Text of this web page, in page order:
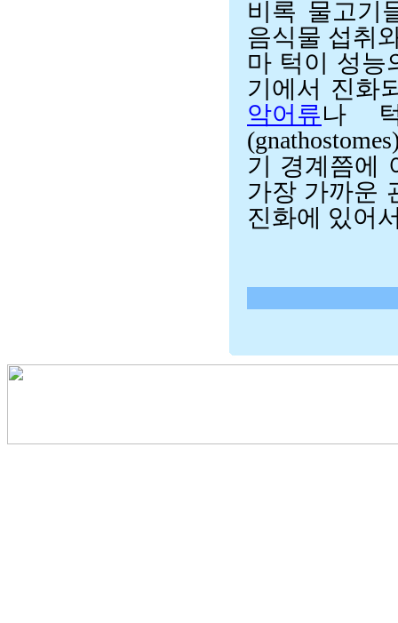
비록 물고기
음식물 섭취
마 턱이 성능
기에서 진화
악어류나
기 경계쯤에
가장 가까운
진화에 있어